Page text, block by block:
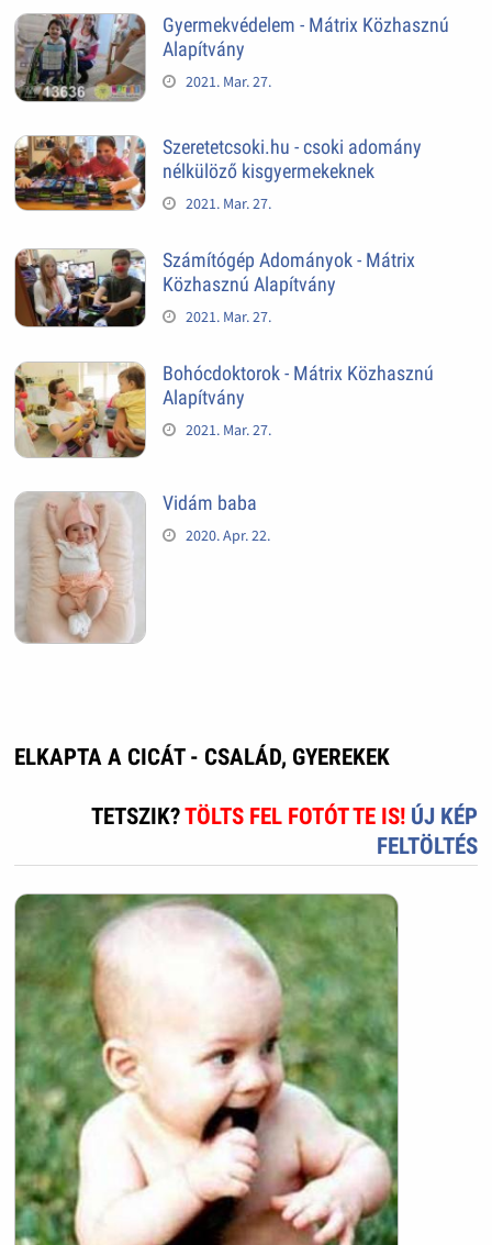
Gyermekvédelem - Mátrix Közhasznú
Alapítvány
2021. Mar. 27.
Szeretetcsoki.hu - csoki adomány
nélkülöző kisgyermekeknek
2021. Mar. 27.
Számítógép Adományok - Mátrix
Közhasznú Alapítvány
2021. Mar. 27.
Bohócdoktorok - Mátrix Közhasznú
Alapítvány
2021. Mar. 27.
Vidám baba
2020. Apr. 22.
ELKAPTA A CICÁT - CSALÁD, GYEREKEK
TETSZIK?TÖLTS FEL FOTÓT TE IS! ÚJ KÉP
FELTÖLTÉS